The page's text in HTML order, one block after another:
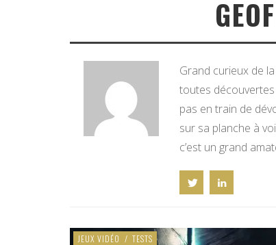
Grand curieux de
toutes découvertes
pas en train de
sur sa planche à
c’est un grand
JEUX VIDÉO / TESTS